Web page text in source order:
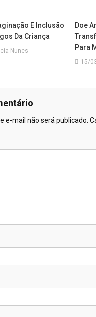
E Inclusão
Da Criança
Nunes
Doe
Para
15/
e-mail não será publicado.